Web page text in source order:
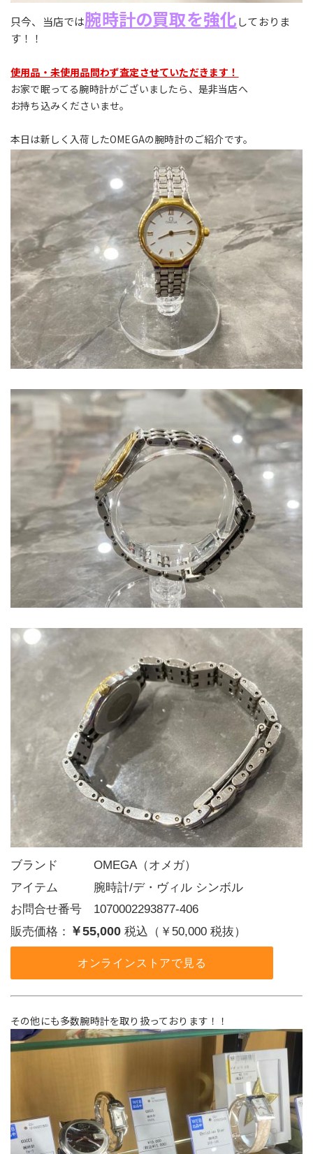
只今、当店では腕時計の買取を強化しておりま
す！！
使用品・未使用品問わず査定させていただきます！
お家で眠ってる腕時計がございましたら、是非当店へ
お持ち込みくださいませ。
本日は新しく入荷したOMEGAの腕時計のご紹介です。
ブランド   OMEGA（オメガ）
アイテム   腕時計/デ・ヴィル シンボル
お問合せ番号 1070002293877-406
販売価格： ￥55,000 税込（￥50,000 税抜）
オンラインストアで見る
その他にも多数腕時計を取り扱っております！！